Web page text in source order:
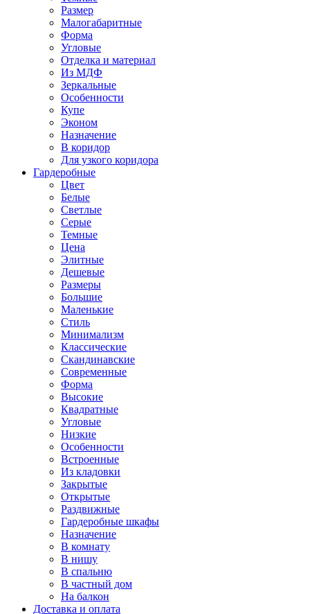
Размер
Малогабаритные
Форма
Угловые
Отделка и материал
Из МДФ
Зеркальные
Особенности
Купе
Эконом
Назначение
В коридор
Для узкого коридора
Гардеробные
Цвет
Белые
Светлые
Серые
Темные
Цена
Элитные
Дешевые
Размеры
Большие
Маленькие
Стиль
Минимализм
Классические
Скандинавские
Современные
Форма
Высокие
Квадратные
Угловые
Низкие
Особенности
Встроенные
Из кладовки
Закрытые
Открытые
Раздвижные
Гардеробные шкафы
Назначение
В комнату
В нишу
В спальню
В частный дом
На балкон
Доставка и оплата